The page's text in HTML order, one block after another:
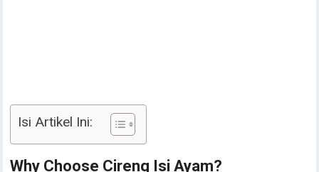
Isi Artikel Ini:
Why Choose Cireng Isi Ayam?